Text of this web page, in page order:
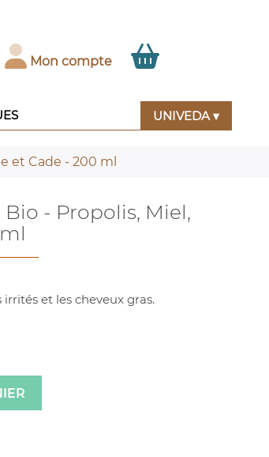
Mon compte
UNIVEDA ▾
et Cade - 200 ml
- Propolis, Miel,
et les cheveux gras.